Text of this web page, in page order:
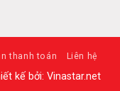
thanh toán Liên hệ
kế bởi: Vinastar.net